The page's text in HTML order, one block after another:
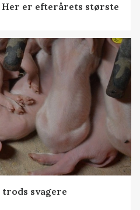
er efterårets største
svagere